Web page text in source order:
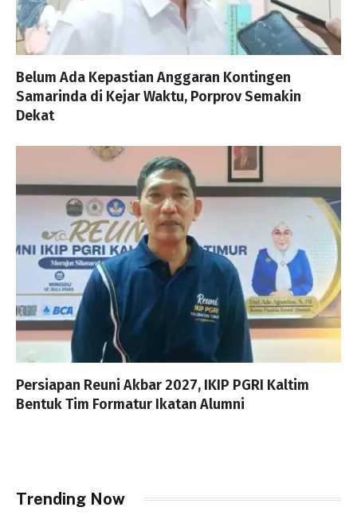
Belum Ada Kepastian Anggaran Kontingen
Samarinda di Kejar Waktu, Porprov Semakin
Dekat
Persiapan Reuni Akbar 2027, IKIP PGRI Kaltim
Bentuk Tim Formatur Ikatan Alumni
Trending Now